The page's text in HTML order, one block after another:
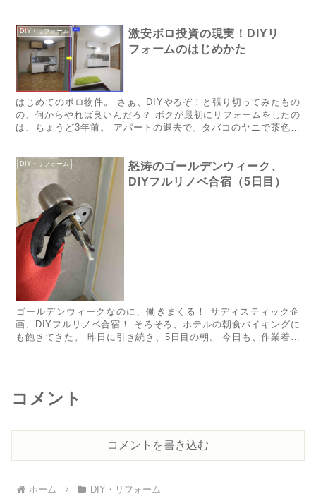
DIY・リフォーム
激安ボロ投資の現実！DIYリ
フォームのはじめかた
​​​​​​​​​​​​​​​​​​​​​​​​​​​​はじめてのボロ物件。 さぁ、DIYやるぞ！と張り切ってみたもの
の、何からやれば良いんだろ？ ボクが最初にリフォームをしたの
は、ちょうど3年前。 アパートの退去で、タバコのヤニで茶色く
DIY・リフォーム
怒涛のゴールデンウィーク、
DIYフルリノベ合宿（5日目）
​​​​​​​​​​​​​​​​​​​​​​​​​ゴールデンウィークなのに、働きまくる！ サディスティック企
画、DIYフルリノベ合宿！ そろそろ、ホテルの朝食バイキングに
も飽きてきた。 ​昨日に引き続き​、5日目の朝。 今日も、作業着な
コメント
コメントを書き込む
ホーム DIY・リフォーム